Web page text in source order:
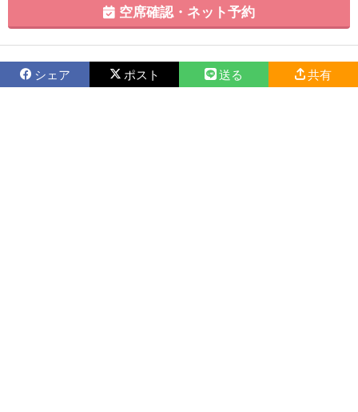
空席確認・ネット予約
シェア ポスト 送る 共有